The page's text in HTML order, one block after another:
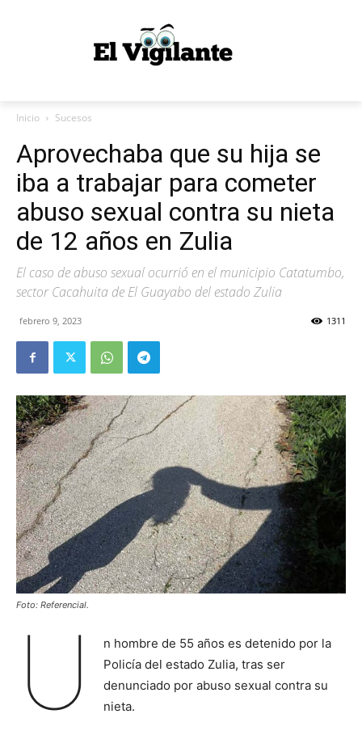
Inicio Sucesos
Aprovechaba que su hija se
iba a trabajar para cometer
abuso sexual contra su nieta
de 12 años en Zulia
El caso de abuso sexual ocurrió en el municipio Catatumbo,
sector Cacahuita de El Guayabo del estado Zulia
febrero 9, 2023 1311
Foto: Referencial.
U
n hombre de 55 años es detenido por la
Policía del estado Zulia, tras ser
denunciado por abuso sexual contra su
nieta.